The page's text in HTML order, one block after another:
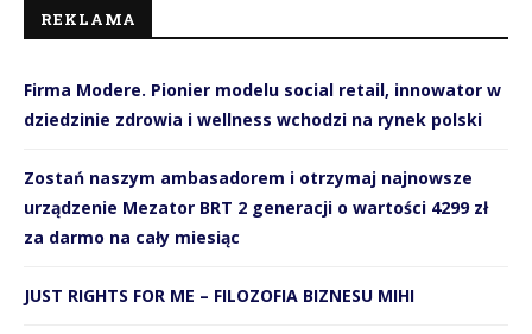
REKLAMA
Firma Modere. Pionier modelu social retail, innowator w
dziedzinie zdrowia i wellness wchodzi na rynek polski
Zostań naszym ambasadorem i otrzymaj najnowsze
urządzenie Mezator BRT 2 generacji o wartości 4299 zł
za darmo na cały miesiąc
JUST RIGHTS FOR ME – FILOZOFIA BIZNESU MIHI